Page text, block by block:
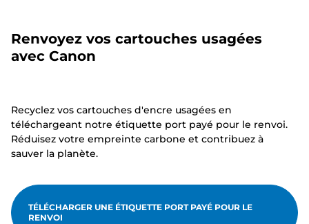
Renvoyez vos cartouches usagées
avec Canon
Recyclez vos cartouches d'encre usagées en
téléchargeant notre étiquette port payé pour le renvoi.
Réduisez votre empreinte carbone et contribuez à
sauver la planète.
TÉLÉCHARGER UNE ÉTIQUETTE PORT PAYÉ POUR LE
RENVOI